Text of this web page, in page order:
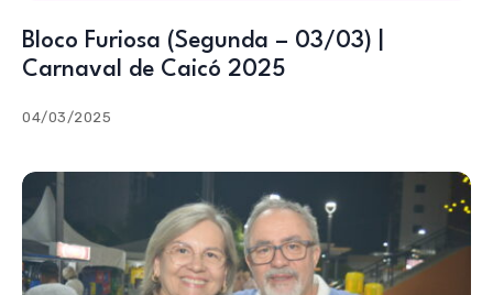
Bloco Furiosa (Segunda – 03/03) |
Carnaval de Caicó 2025
04/03/2025